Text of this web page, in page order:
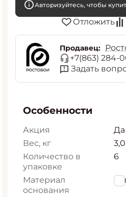
Авторизуйтесь, чтобы
Отложить
Продавец:
+7(863) 284-
Задать
Особенности
Акция
Да
Вес, кг
3,0
Количество в
упаковке
6
Материал
основания